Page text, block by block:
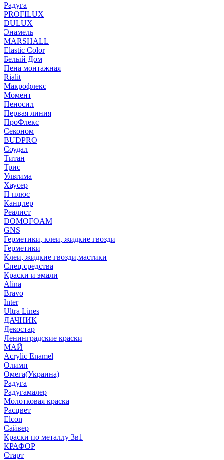
Радуга
PROFILUX
DULUX
Энамель
MARSHALL
Elastic Color
Белый Дом
Пена монтажная
Rialit
Макрофлекс
Момент
Пеносил
Первая линия
ПроФлекс
Секоном
BUDPRO
Соудал
Титан
Трис
Ультима
Хаусер
П плюс
Канцлер
Реалист
DOMOFOAM
GNS
Герметики, клеи, жидкие гвозди
Герметики
Клеи, жидкие гвозди,мастики
Спец.средства
Краски и эмали
Alina
Bravo
Inter
Ultra Lines
ДАЧНИК
Декостар
Ленинградские краски
МАЙ
Acrylic Enamel
Олимп
Омега(Украина)
Радуга
Радугамалер
Молотковая краска
Расцвет
Elcon
Сайвер
Краски по металлу 3в1
КРАФОР
Старт